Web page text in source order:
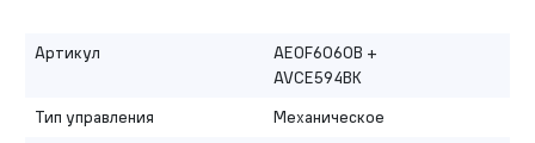
Артикул
AEOF6060B +
AVCE594BK
Тип управления
Механическое